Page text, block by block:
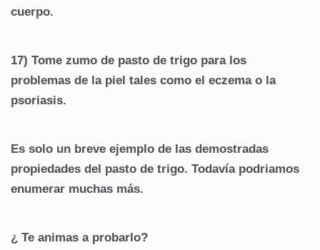
cuerpo.
17) Tome zumo de pasto de trigo para los
problemas de la piel tales como el eczema o la
psoriasis.
Es solo un breve ejemplo de las demostradas
propiedades del pasto de trigo. Todavía podriamos
enumerar muchas más.
¿ Te animas a probarlo?